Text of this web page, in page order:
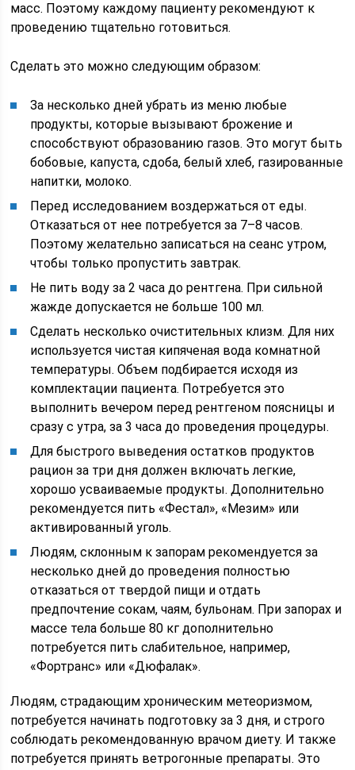
масс. Поэтому каждому пациенту рекомендуют к
проведению тщательно готовиться.
Сделать это можно следующим образом:
За несколько дней убрать из меню любые
продукты, которые вызывают брожение и
способствуют образованию газов. Это могут быть
бобовые, капуста, сдоба, белый хлеб, газированные
напитки, молоко.
Перед исследованием воздержаться от еды.
Отказаться от нее потребуется за 7–8 часов.
Поэтому желательно записаться на сеанс утром,
чтобы только пропустить завтрак.
Не пить воду за 2 часа до рентгена. При сильной
жажде допускается не больше 100 мл.
Сделать несколько очистительных клизм. Для них
используется чистая кипяченая вода комнатной
температуры. Объем подбирается исходя из
комплектации пациента. Потребуется это
выполнить вечером перед рентгеном поясницы и
сразу с утра, за 3 часа до проведения процедуры.
Для быстрого выведения остатков продуктов
рацион за три дня должен включать легкие,
хорошо усваиваемые продукты. Дополнительно
рекомендуется пить «Фестал», «Мезим» или
активированный уголь.
Людям, склонным к запорам рекомендуется за
несколько дней до проведения полностью
отказаться от твердой пищи и отдать
предпочтение сокам, чаям, бульонам. При запорах и
массе тела больше 80 кг дополнительно
потребуется пить слабительное, например,
«Фортранс» или «Дюфалак».
Людям, страдающим хроническим метеоризмом,
потребуется начинать подготовку за 3 дня, и строго
соблюдать рекомендованную врачом диету. И также
потребуется принять ветрогонные препараты. Это